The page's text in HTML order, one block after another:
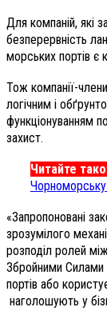
Для компаній, які
безперервність
морських портів є
Тож компанії-
логічним і
функціонуванням
захист.
Читайте
«Запропоновані
зрозумілого
розподіл ролей
Збройними Силами
портів або
наголошують у